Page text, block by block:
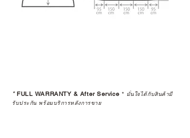
*FULL WARRANTY & After Service * มั่นใจได้กับสินค้ามี
รับประกัน พร้อมบริการหลังการขาย